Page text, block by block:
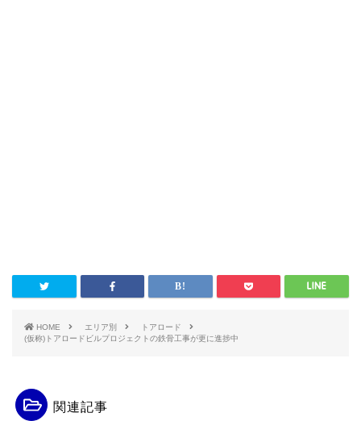
HOME エリア別
トアロード
(仮称)トアロードビルプロジェクトの鉄骨工事が更に進捗中
関連記事